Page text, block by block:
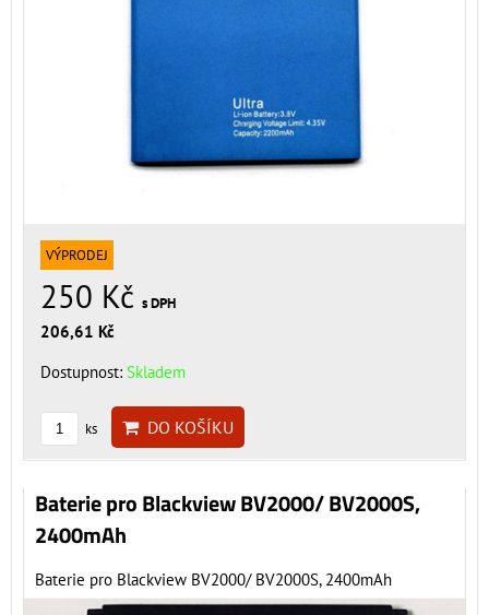
VÝPRODEJ
250 Kč s DPH
206,61 Kč
Dostupnost: Skladem
ks DO KOŠÍKU
Baterie pro Blackview BV2000/ BV2000S,
2400mAh
Baterie pro Blackview BV2000/ BV2000S, 2400mAh